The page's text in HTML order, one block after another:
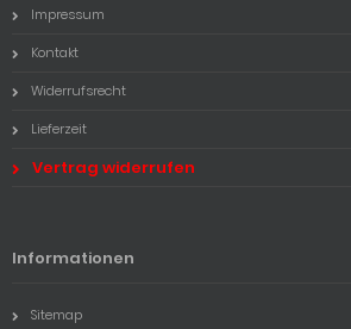
Impressum
Kontakt
Widerrufsrecht
Lieferzeit
Vertrag widerrufen
Informationen
Sitemap